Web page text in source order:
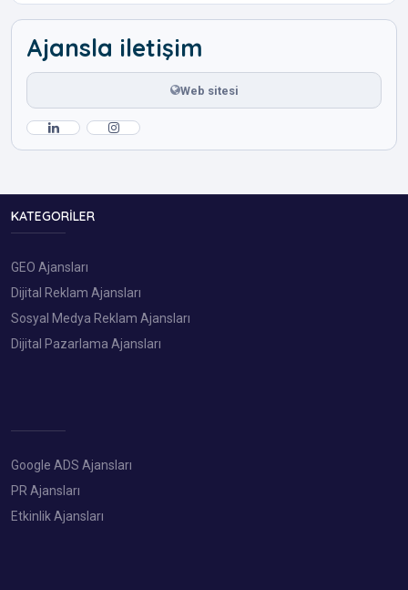
Ajansla iletişim
Web sitesi
KATEGORILER
GEO Ajansları
Dijital Reklam Ajansları
Sosyal Medya Reklam Ajansları
Dijital Pazarlama Ajansları
Google ADS Ajansları
PR Ajansları
Etkinlik Ajansları